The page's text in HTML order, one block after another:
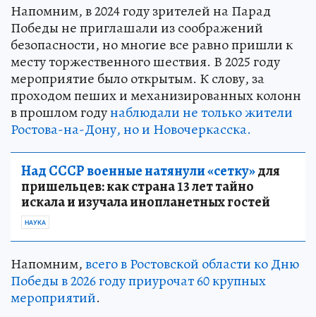
Напомним, в 2024 году зрителей на Парад
Победы не приглашали из соображений
безопасности, но многие все равно пришли к
месту торжественного шествия. В 2025 году
мероприятие было открытым. К слову, за
проходом пеших и механизированных колонн
в прошлом годунаблюдали не только жители
Ростова-на-Дону, но и Новочеркасска.
Над СССР военные натянули «сетку»для
пришельцев: как страна 13 лет тайно
искала и изучала инопланетных гостей
НАУКА
Напомним,всего в Ростовской области ко Дню
Победы в 2026 году приурочат 60 крупных
мероприятий.